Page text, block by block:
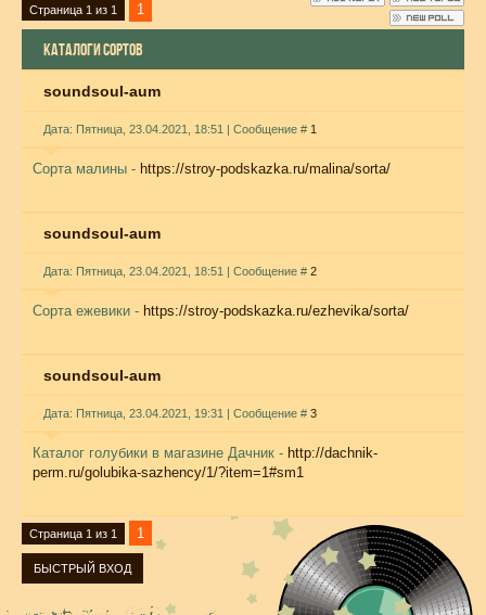
Страница 1 из 1 1
КАТАЛОГИ СОРТОВ
soundsoul-aum
Дата: Пятница, 23.04.2021, 18:51 | Сообщение # 1
Сорта малины - https://stroy-podskazka.ru/malina/sorta/
soundsoul-aum
Дата: Пятница, 23.04.2021, 18:51 | Сообщение # 2
Сорта ежевики - https://stroy-podskazka.ru/ezhevika/sorta/
soundsoul-aum
Дата: Пятница, 23.04.2021, 19:31 | Сообщение # 3
Каталог голубики в магазине Дачник - http://dachnik-
perm.ru/golubika-sazhency/1/?item=1#sm1
Страница 1 из 1 1